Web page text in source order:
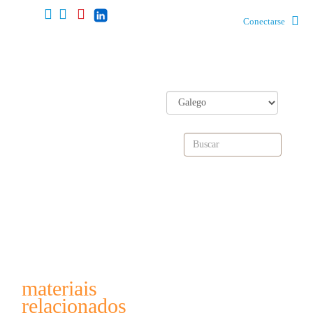
Conectarse
materiais
relacionados